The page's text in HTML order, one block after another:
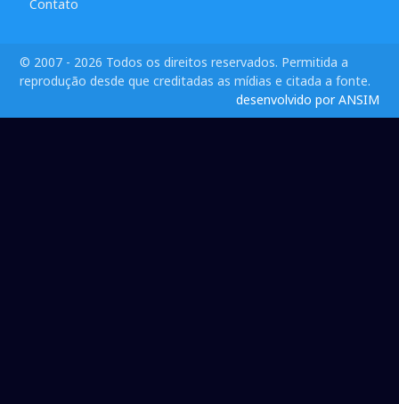
Contato
© 2007 - 2026 Todos os direitos reservados. Permitida a
reprodução desde que creditadas as mídias e citada a fonte.
desenvolvido por ANSIM